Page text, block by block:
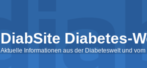
DiabSite Diabetes-
Aktuelle Informationen aus der Diabeteswelt und